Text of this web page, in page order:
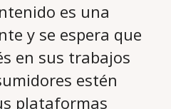
es una
y se espera que
en sus trabajos
estén
plataformas